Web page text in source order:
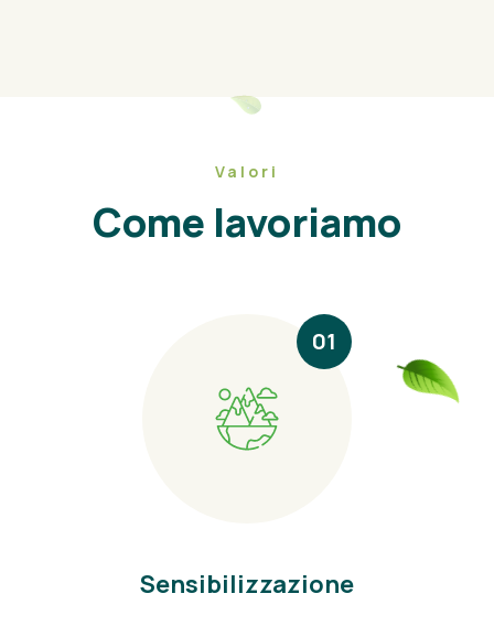
Valori
Come lavoriamo
01
Sensibilizzazione